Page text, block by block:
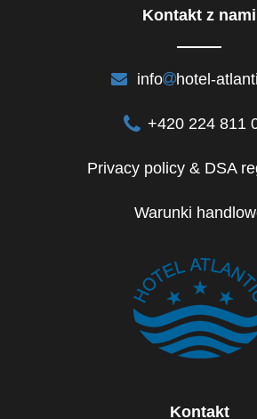
Kontakt z nami
info hotel-
+420 224 811
Privacy policy & DSA
Warunki
Kontakt